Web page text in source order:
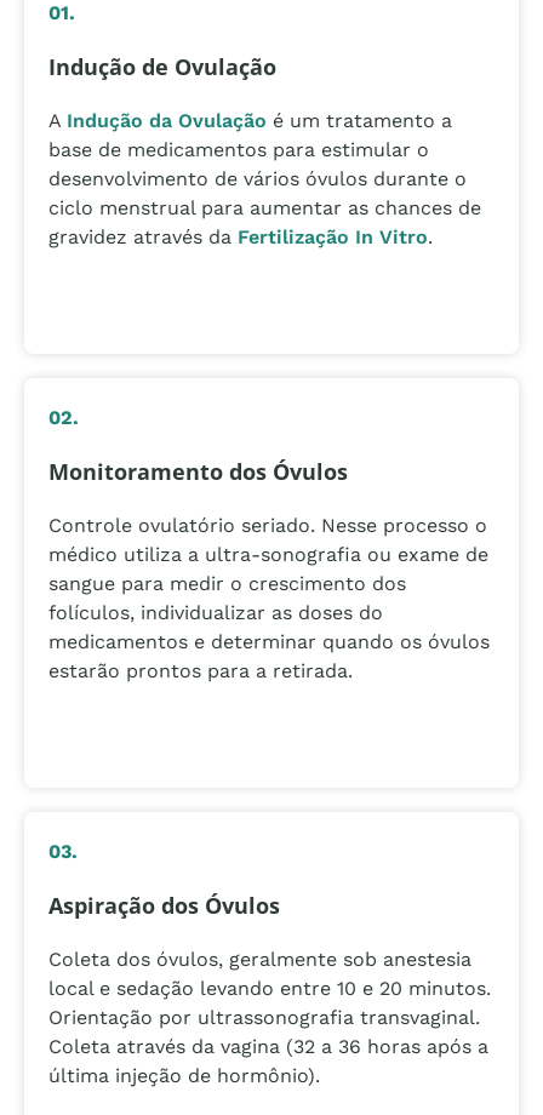
01.
Indução de Ovulação
A Indução da Ovulação é um tratamento a
base de medicamentos para estimular o
desenvolvimento de vários óvulos durante o
ciclo menstrual para aumentar as chances de
gravidez através da Fertilização In Vitro.
02.
Monitoramento dos Óvulos
Controle ovulatório seriado. Nesse processo o
médico utiliza a ultra-sonografia ou exame de
sangue para medir o crescimento dos
folículos, individualizar as doses do
medicamentos e determinar quando os óvulos
estarão prontos para a retirada.
03.
Aspiração dos Óvulos
Coleta dos óvulos, geralmente sob anestesia
local e sedação levando entre 10 e 20 minutos.
Orientação por ultrassonografia transvaginal.
Coleta através da vagina (32 a 36 horas após a
última injeção de hormônio).